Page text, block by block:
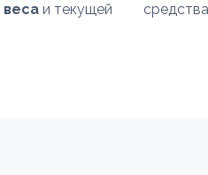
веса и текущей
средства